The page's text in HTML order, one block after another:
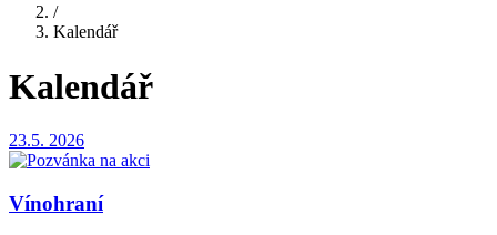
/
Kalendář
Kalendář
23.5. 2026
Vínohraní